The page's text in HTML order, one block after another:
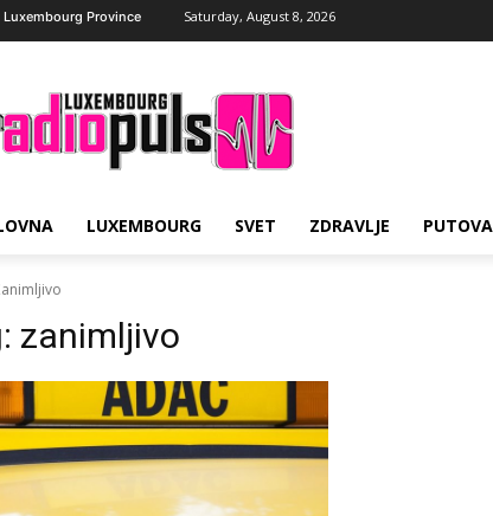
Luxembourg Province Saturday, August 8, 2026
LUXEMBOURG SVET ZDRAVLJE
zanimljivo